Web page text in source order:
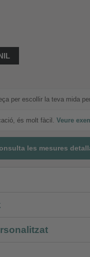
per escollir la teva mida
és molt fàcil. Veure
les mesures